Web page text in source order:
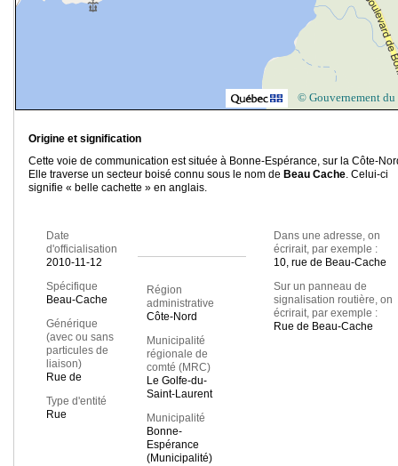
© Gouvernement du
Origine et signification
Cette voie de communication est située à Bonne-Espérance, sur la Côte-
Elle traverse un secteur boisé connu sous le nom de Beau Cache. Celui-ci
signifie « belle cachette » en anglais.
Date
d'officialisation
2010-11-12
Spécifique
Beau-Cache
Générique
(avec ou sans
particules de
liaison)
Rue de
Type d'entité
Rue
Région
administrative
Côte-Nord
Municipalité
régionale de
comté (MRC)
Le Golfe-du-
Saint-Laurent
Municipalité
Bonne-
Espérance
(Municipalité)
Dans une adresse, on
écrirait, par exemple :
10, rue de Beau-Cache
Sur un panneau de
signalisation routière, on
écrirait, par exemple :
Rue de Beau-Cache